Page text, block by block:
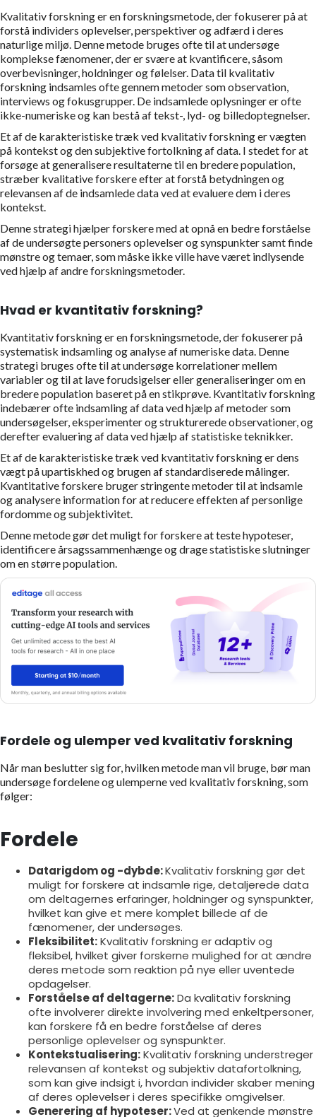
Kvalitativ forskning er en forskningsmetode, der fokuserer på at
forstå individers oplevelser, perspektiver og adfærd i deres
naturlige miljø. Denne metode bruges ofte til at undersøge
komplekse fænomener, der er svære at kvantificere, såsom
overbevisninger, holdninger og følelser. Data til kvalitativ
forskning indsamles ofte gennem metoder som observation,
interviews og fokusgrupper. De indsamlede oplysninger er ofte
ikke-numeriske og kan bestå af tekst-, lyd- og billedoptegnelser.
Et af de karakteristiske træk ved kvalitativ forskning er vægten
på kontekst og den subjektive fortolkning af data. I stedet for at
forsøge at generalisere resultaterne til en bredere population,
stræber kvalitative forskere efter at forstå betydningen og
relevansen af de indsamlede data ved at evaluere dem i deres
kontekst.
Denne strategi hjælper forskere med at opnå en bedre forståelse
af de undersøgte personers oplevelser og synspunkter samt finde
mønstre og temaer, som måske ikke ville have været indlysende
ved hjælp af andre forskningsmetoder.
Hvad er kvantitativ forskning?
Kvantitativ forskning er en forskningsmetode, der fokuserer på
systematisk indsamling og analyse af numeriske data. Denne
strategi bruges ofte til at undersøge korrelationer mellem
variabler og til at lave forudsigelser eller generaliseringer om en
bredere population baseret på en stikprøve. Kvantitativ forskning
indebærer ofte indsamling af data ved hjælp af metoder som
undersøgelser, eksperimenter og strukturerede observationer, og
derefter evaluering af data ved hjælp af statistiske teknikker.
Et af de karakteristiske træk ved kvantitativ forskning er dens
vægt på upartiskhed og brugen af standardiserede målinger.
Kvantitative forskere bruger stringente metoder til at indsamle
og analysere information for at reducere effekten af personlige
fordomme og subjektivitet.
Denne metode gør det muligt for forskere at teste hypoteser,
identificere årsagssammenhænge og drage statistiske slutninger
om en større population.
Fordele og ulemper ved kvalitativ forskning
Når man beslutter sig for, hvilken metode man vil bruge, bør man
undersøge fordelene og ulemperne ved kvalitativ forskning, som
følger:
Fordele
Datarigdom og -dybde:Kvalitativ forskning gør det
muligt for forskere at indsamle rige, detaljerede data
om deltagernes erfaringer, holdninger og synspunkter,
hvilket kan give et mere komplet billede af de
fænomener, der undersøges.
Fleksibilitet:Kvalitativ forskning er adaptiv og
fleksibel, hvilket giver forskerne mulighed for at ændre
deres metode som reaktion på nye eller uventede
opdagelser.
Forståelse af deltagerne:Da kvalitativ forskning
ofte involverer direkte involvering med enkeltpersoner,
kan forskere få en bedre forståelse af deres
personlige oplevelser og synspunkter.
Kontekstualisering:Kvalitativ forskning understreger
relevansen af kontekst og subjektiv datafortolkning,
som kan give indsigt i, hvordan individer skaber mening
af deres oplevelser i deres specifikke omgivelser.
Generering af hypoteser:Ved at genkende mønstre